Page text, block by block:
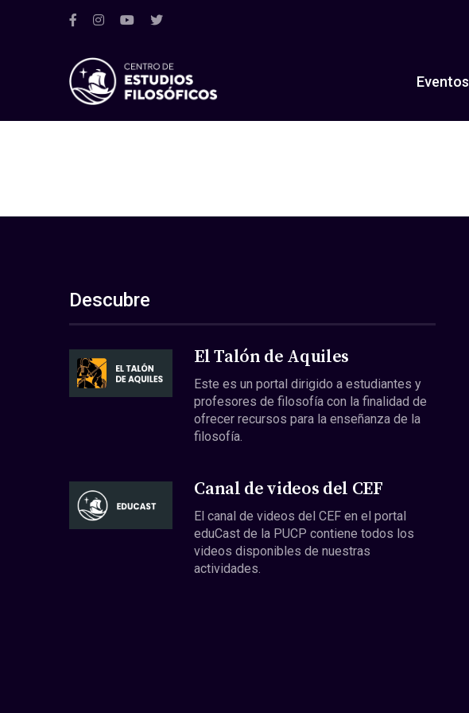
Eventos
Descubre
El Talón de Aquiles
Este es un portal dirigido a estudiantes y
profesores de filosofía con la finalidad de
ofrecer recursos para la enseñanza de la
filosofía.
Canal de videos del CEF
El canal de videos del CEF en el portal
eduCast de la PUCP contiene todos los
videos disponibles de nuestras
actividades.